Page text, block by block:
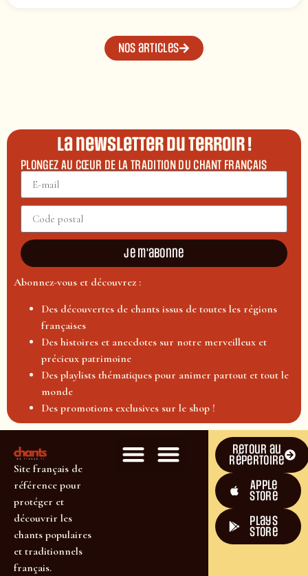
Nos articles
La newsletter du terroir !
PLONGEZ AU CŒUR DE LA TRADITION DU CHANT FRANÇAIS
Je m'abonne
Abonnez-vous et découvrez :
Des découvertes de chants issus de toutes les régions
françaises
Des histoires et anecdotes sur notre merveilleux et
précieux patrimoine
Des playlists thématiques pour animer partout et tout le
monde
Des promotions exclusives sur le shop !
Site français de
référence pour
protéger et
découvrir les
chants populaires
et traditionnels
français.
Retour au
répertoire
Apple
Store
plays
store